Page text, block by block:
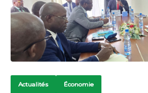
Actualités Économie